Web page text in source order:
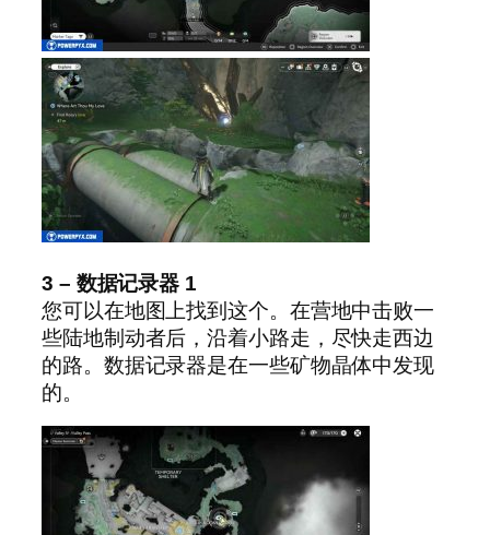
3 – 数据记录器 1
您可以在地图上找到这个。在营地中击败一
些陆地制动者后，沿着小路走，尽快走西边
的路。数据记录器是在一些矿物晶体中发现
的。